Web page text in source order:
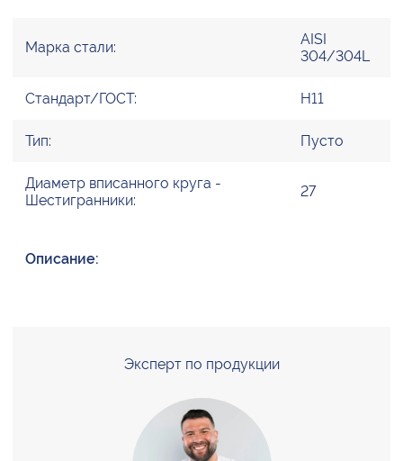
Марка стали:
AISI
304/304L
Стандарт/ГОСТ: H11
Тип: Пусто
Диаметр вписанного круга -
Шестигранники:
27
Описание:
Эксперт по продукции